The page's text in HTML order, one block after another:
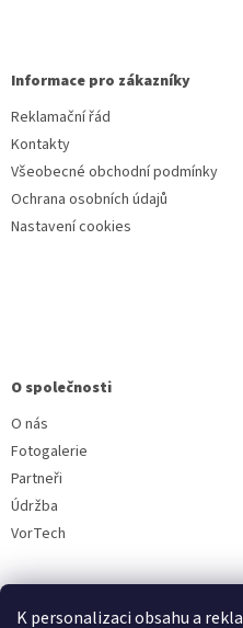
K personalizaci obsahu a
Informace pro zákazníky
Reklamační řád
Kontakty
Všeobecné obchodní podmínky
Ochrana osobních údajů
Nastavení cookies
O společnosti
O nás
Fotogalerie
Partneři
Údržba
VorTech